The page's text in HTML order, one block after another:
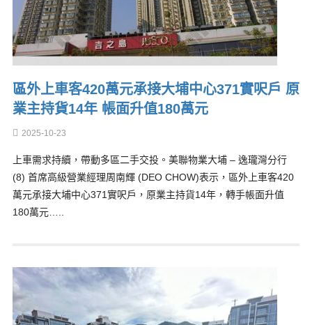
區外上車客420萬元承接大埔中心371實呎戶 原
業主持貨14年 帳面升值180萬元
2025-10-23
上車需求持續，帶動多區二手交投。美聯物業大埔 – 逸瓏灣分行
(8) 首席高級營業經理周南輝 (DEO CHOW)表示，區外上車客420
萬元承接大埔中心371實呎戶，原業主持貨14年，轉手帳面升值
180萬元…..